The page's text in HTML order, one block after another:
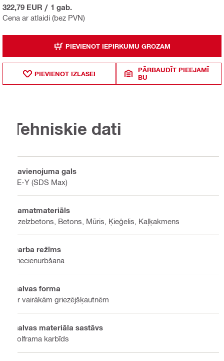
Cena ar atlaidi (bez PVN)
322,79 EUR / 1 gab.
PIEVIENOT IEPIRKUMU GROZAM
PIEVIENOT IZLASEI
PĀRBAUDĪT PIEEJAMĪ
BU
Tehniskie dati
Savienojuma gals
TE-Y (SDS Max)
Pamatmateriāls
Dzelzbetons, Betons, Mūris, Ķieģelis, Kaļķakmens
Darba režīms
Triecienurbšana
Galvas forma
Ar vairākām griezējšķautnēm
Galvas materiāla sastāvs
Volframa karbīds